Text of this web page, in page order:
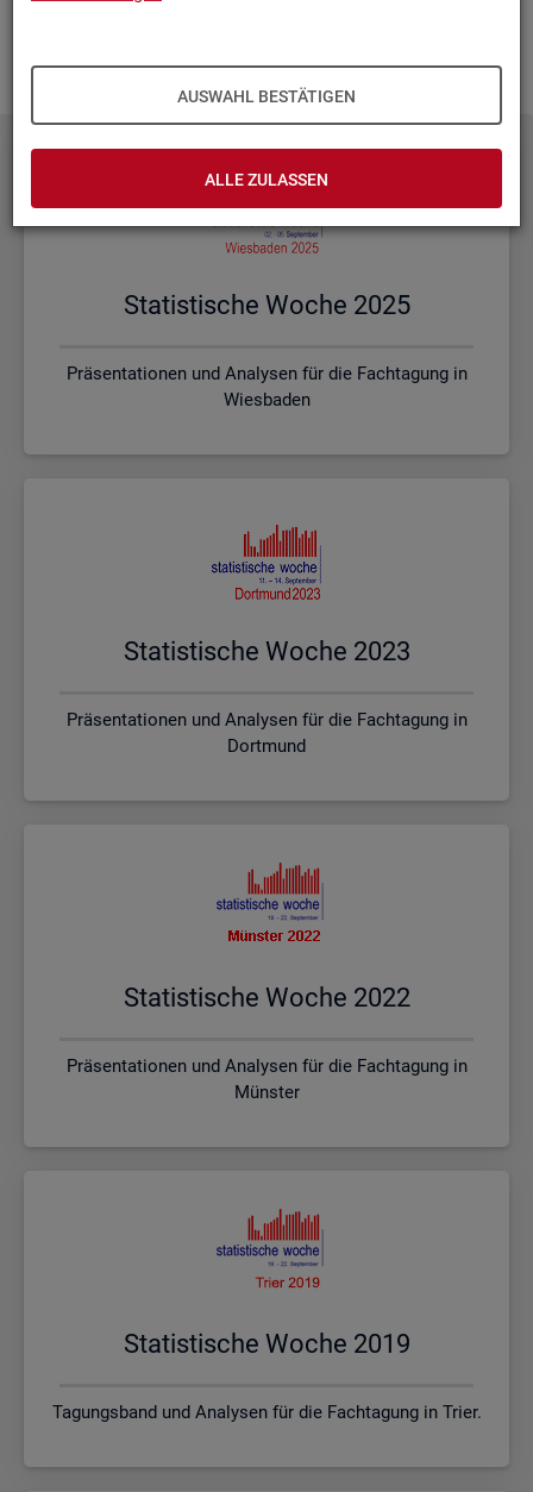
AUSWAHL BESTÄTIGEN
ALLE ZULASSEN
Sta­tis­ti­sche Woche 2025
Präsentationen und Analysen für die Fachtagung in
Wiesbaden
Sta­tis­ti­sche Woche 2023
Präsentationen und Analysen für die Fachtagung in
Dortmund
Sta­tis­ti­sche Woche 2022
Präsentationen und Analysen für die Fachtagung in
Münster
Sta­tis­ti­sche Woche 2019
Tagungsband und Analysen für die Fachtagung in Trier.